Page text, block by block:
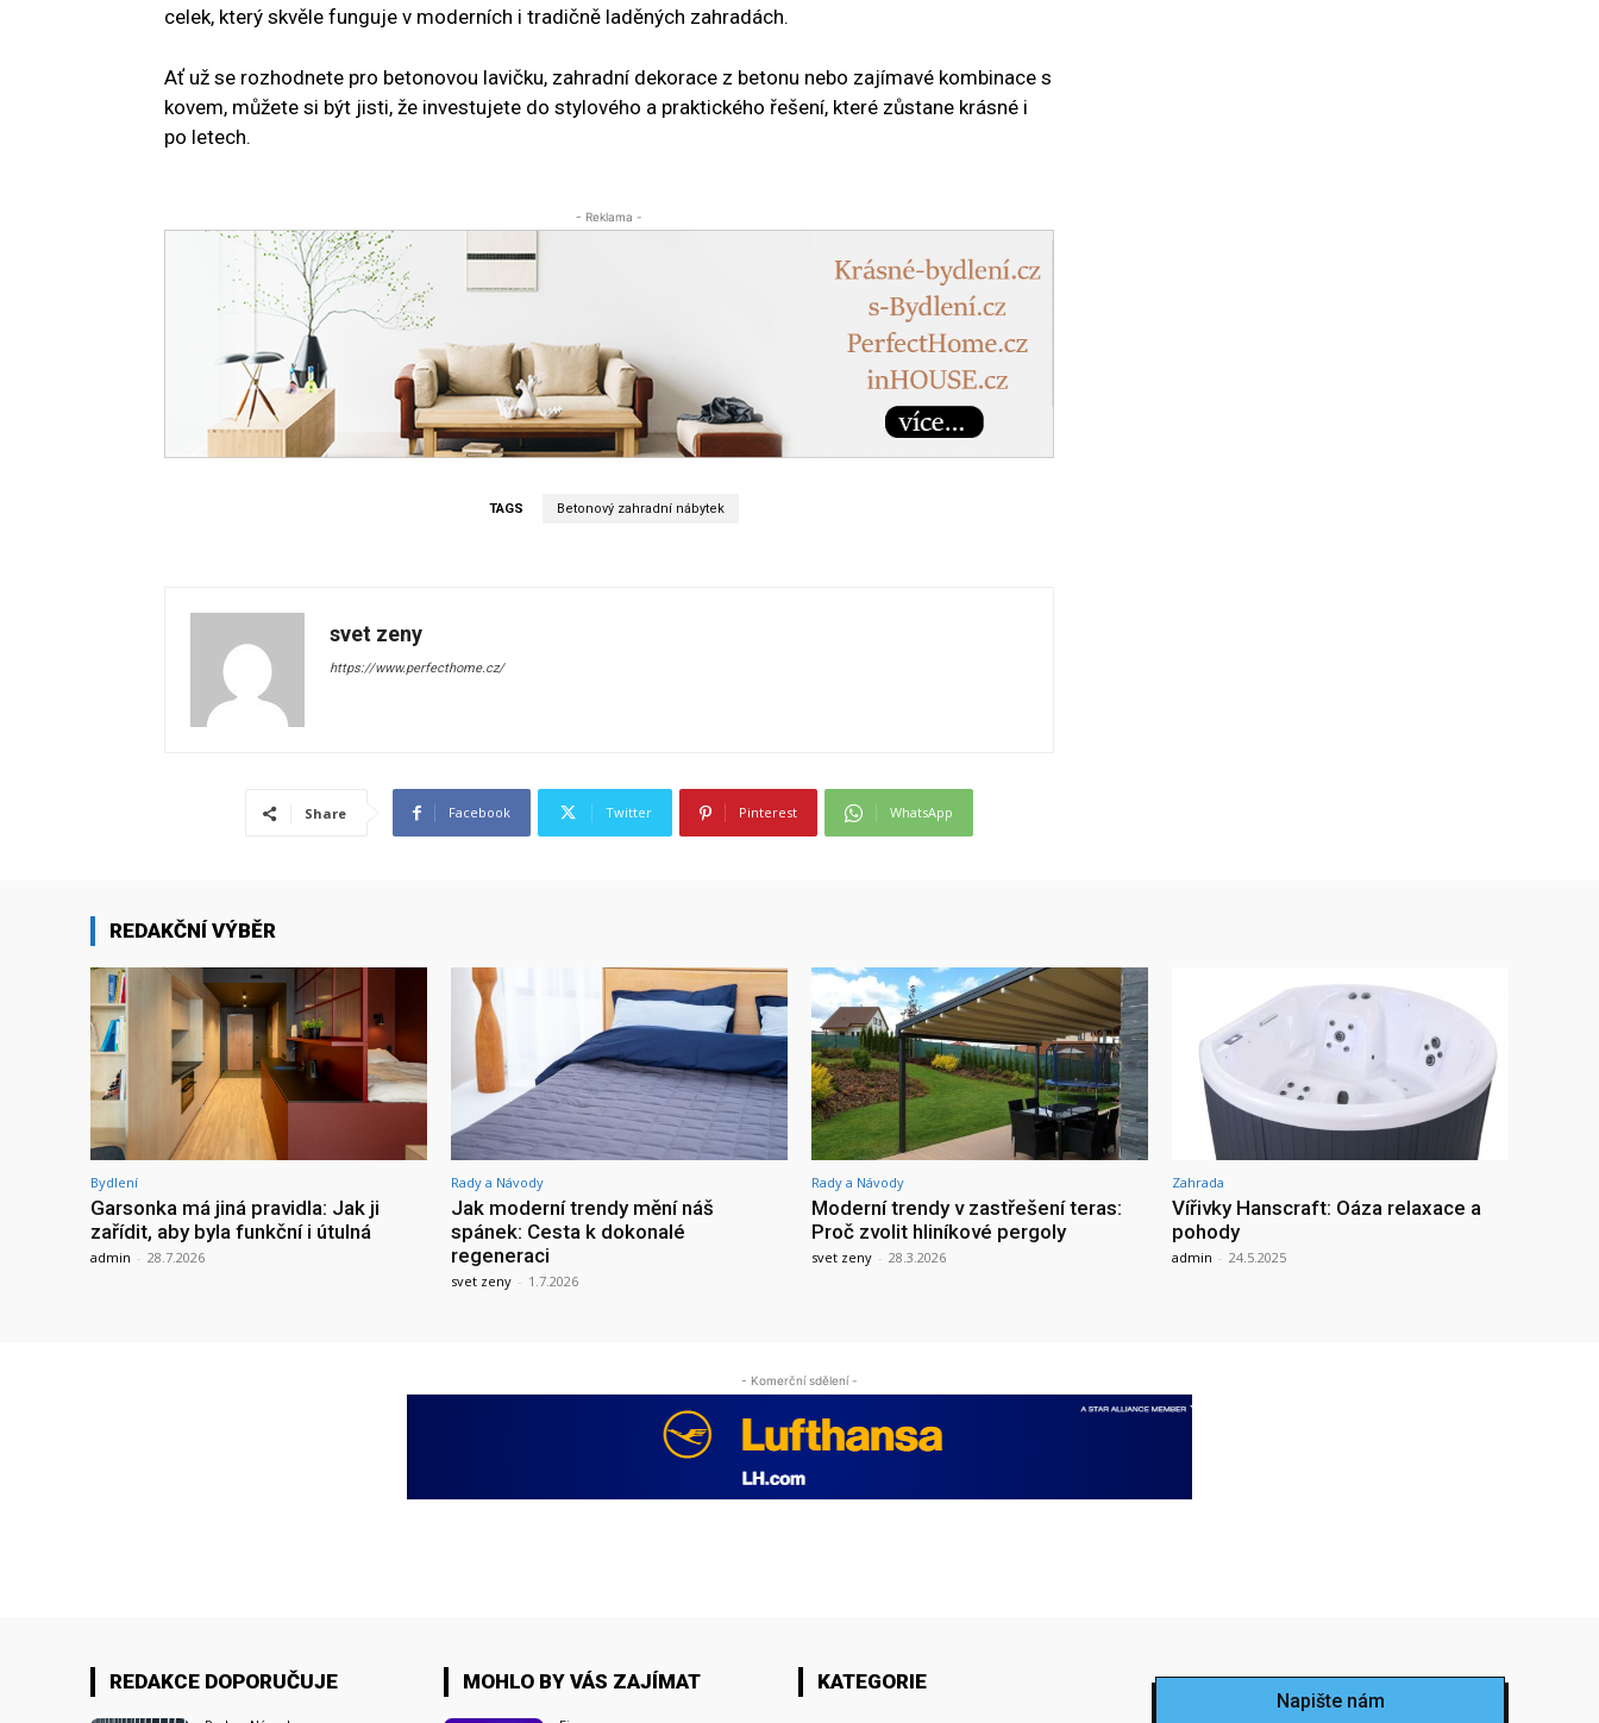
celek, který skvěle funguje v moderních i tradičně laděných zahradách.
Ať už se rozhodnete pro betonovou lavičku, zahradní dekorace z betonu nebo zajímavé kombinace s
kovem, můžete si být jisti, že investujete do stylového a praktického řešení, které zůstane krásné i
po letech.
- Reklama -
TAGS Betonový zahradní nábytek
svet zeny
https://www.perfecthome.cz/
Share Facebook Twitter Pinterest WhatsApp
REDAKČNÍ VÝBĚR
Bydlení
Garsonka má jiná pravidla: Jak ji
zařídit, aby byla funkční i útulná
admin - 28.7.2026
Rady a Návody
Jak moderní trendy mění náš
spánek: Cesta k dokonalé
regeneraci
svet zeny - 1.7.2026
Rady a Návody
Moderní trendy v zastřešení teras:
Proč zvolit hliníkové pergoly
svet zeny - 28.3.2026
Zahrada
Vířivky Hanscraft: Oáza relaxace a
pohody
admin - 24.5.2025
- Komerční sdělení -
REDAKCE DOPORUČUJE MOHLO BY VÁS ZAJÍMAT KATEGORIE
Napište nám